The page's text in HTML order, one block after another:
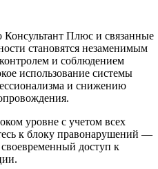
Консультант Плюс и связанные
становятся незаменимым
и соблюдением
использование системы
и снижению
уровне с учетом всех
к блоку правонарушений —
доступ к